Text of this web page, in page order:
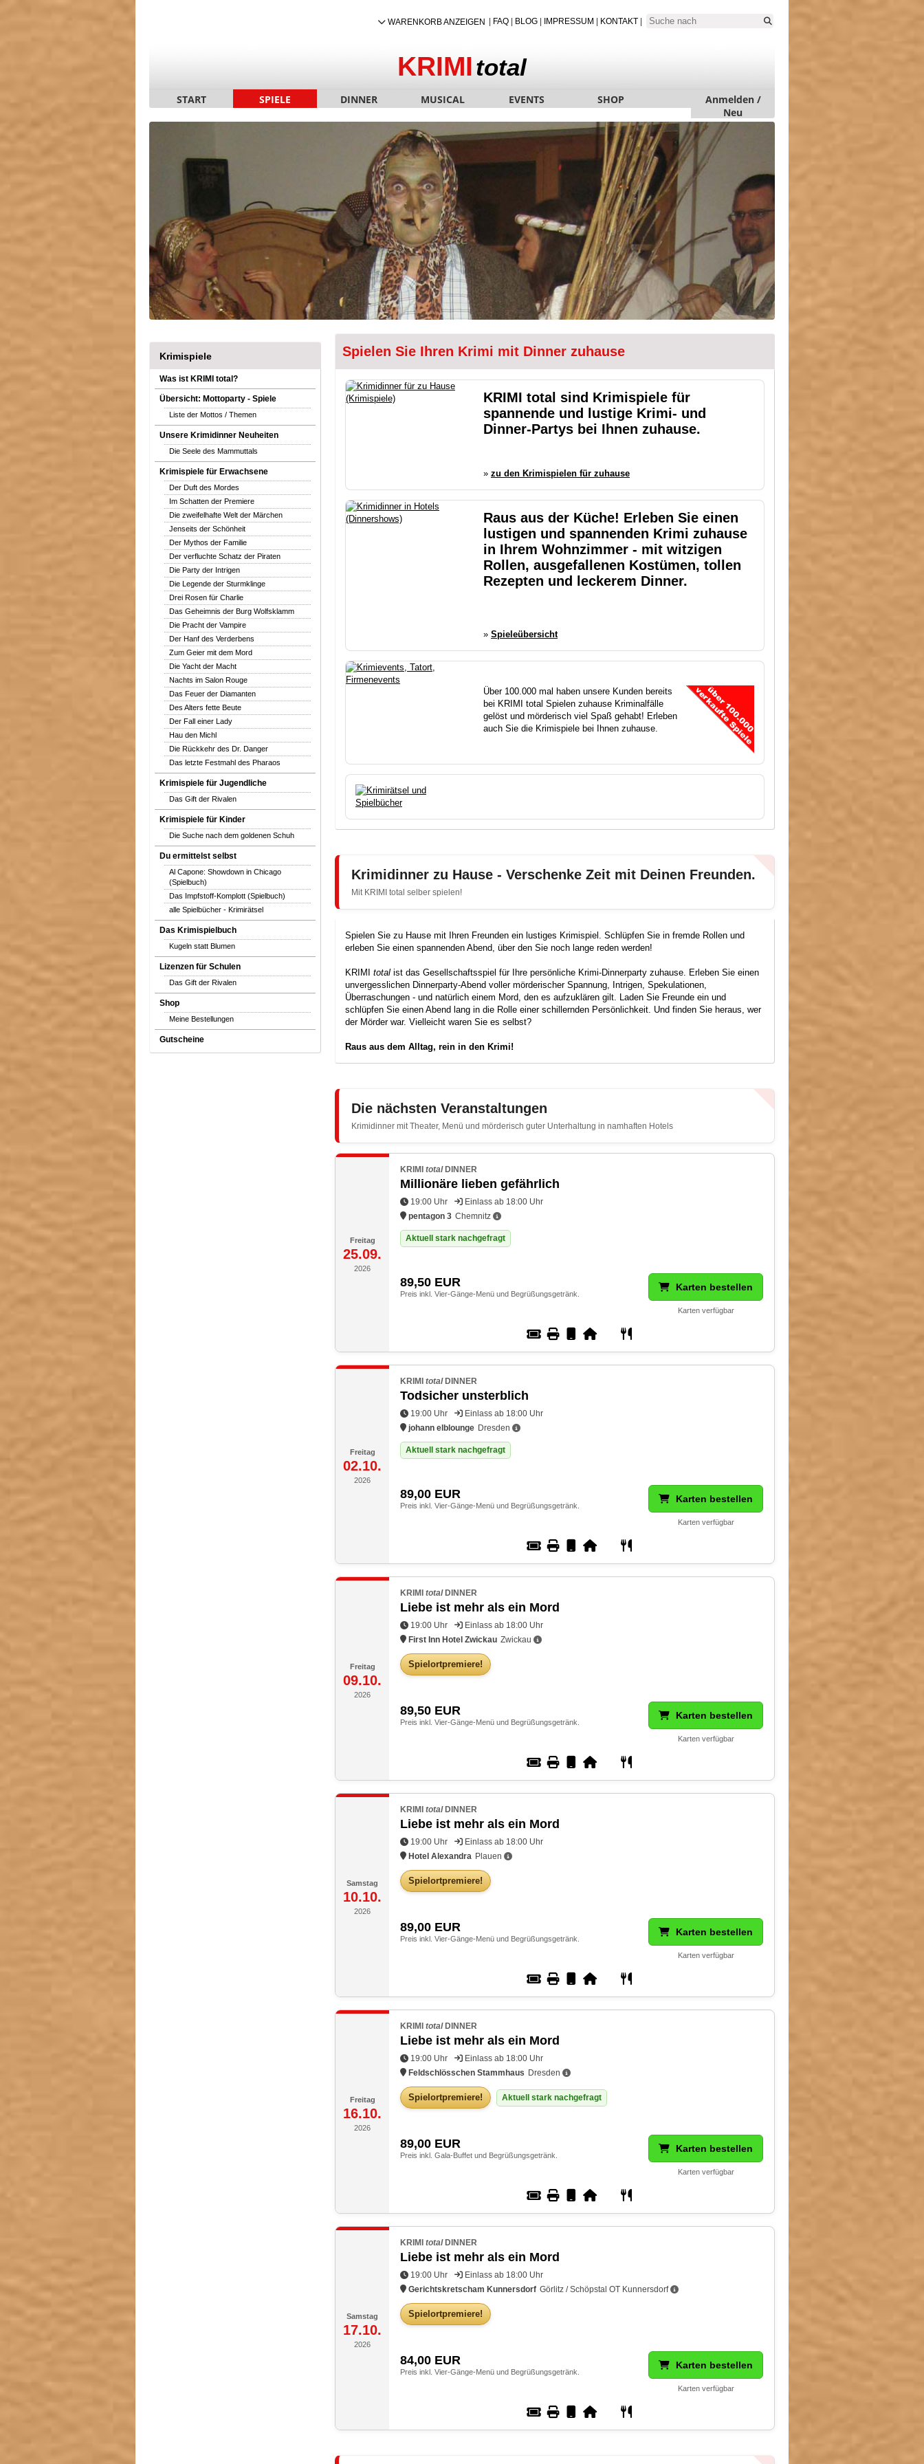
FAQ| BLOG| IMPRESSUM KONTAKT|
WARENKORB ANZEIGEN
KRIMItotal
START SPIELE DINNER MUSICAL EVENTS SHOP
Anmelden /
Neu
Krimispiele
Was ist KRIMI total?
Übersicht: Mottoparty - Spiele
Liste der Mottos / Themen
Unsere Krimidinner Neuheiten
Die Seele des Mammuttals
Krimispiele für Erwachsene
Der Duft des Mordes
Im Schatten der Premiere
Die zweifelhafte Welt der Märchen
Jenseits der Schönheit
Der Mythos der Familie
Der verfluchte Schatz der Piraten
Die Party der Intrigen
Die Legende der Sturmklinge
Drei Rosen für Charlie
Das Geheimnis der Burg Wolfsklamm
Die Pracht der Vampire
Der Hanf des Verderbens
Zum Geier mit dem Mord
Die Yacht der Macht
Nachts im Salon Rouge
Das Feuer der Diamanten
Des Alters fette Beute
Der Fall einer Lady
Hau den Michl
Die Rückkehr des Dr. Danger
Das letzte Festmahl des Pharaos
Krimispiele für Jugendliche
Das Gift der Rivalen
Krimispiele für Kinder
Die Suche nach dem goldenen Schuh
Du ermittelst selbst
Al Capone: Showdown in Chicago
(Spielbuch)
Das Impfstoff-Komplott (Spielbuch)
alle Spielbücher - Krimirätsel
Das Krimispielbuch
Kugeln statt Blumen
Lizenzen für Schulen
Das Gift der Rivalen
Shop
Meine Bestellungen
Gutscheine
Spielen Sie Ihren Krimi mit Dinner zuhause
KRIMI total sind Krimispiele für
spannende und lustige Krimi- und
Dinner-Partys bei Ihnen zuhause.
» zu den Krimispielen für zuhause
Raus aus der Küche! Erleben Sie einen
lustigen und spannenden Krimi zuhause
in Ihrem Wohnzimmer - mit witzigen
Rollen, ausgefallenen Kostümen, tollen
Rezepten und leckerem Dinner.
» Spieleübersicht
Über 100.000 mal haben unsere Kunden bereits
bei KRIMI total Spielen zuhause Kriminalfälle
gelöst und mörderisch viel Spaß gehabt! Erleben
auch Sie die Krimispiele bei Ihnen zuhause.
Krimidinner zu Hause - Verschenke Zeit mit Deinen Freunden.
Mit KRIMI total selber spielen!
Spielen Sie zu Hause mit Ihren Freunden ein lustiges Krimispiel. Schlüpfen Sie in fremde Rollen und
erleben Sie einen spannenden Abend, über den Sie noch lange reden werden!
KRIMI total ist das Gesellschaftsspiel für Ihre persönliche Krimi-Dinnerparty zuhause. Erleben Sie einen
unvergesslichen Dinnerparty-Abend voller mörderischer Spannung, Intrigen, Spekulationen,
Überraschungen - und natürlich einem Mord, den es aufzuklären gilt. Laden Sie Freunde ein und
schlüpfen Sie einen Abend lang in die Rolle einer schillernden Persönlichkeit. Und finden Sie heraus, wer
der Mörder war. Vielleicht waren Sie es selbst?
Raus aus dem Alltag, rein in den Krimi!
Die nächsten Veranstaltungen
Krimidinner mit Theater, Menü und mörderisch guter Unterhaltung in namhaften Hotels
Freitag
25.09.
2026
KRIMI totalDINNER
Millionäre lieben gefährlich
19:00 Uhr
Einlass ab 18:00 Uhr
pentagon 3 Chemnitz
Aktuell stark nachgefragt
89,50 EUR
Preis inkl. Vier-Gänge-Menü und Begrüßungsgetränk.
Karten bestellen
Karten verfügbar
Freitag
02.10.
2026
KRIMI totalDINNER
Todsicher unsterblich
19:00 Uhr
Einlass ab 18:00 Uhr
johann elblounge Dresden
Aktuell stark nachgefragt
89,00 EUR
Preis inkl. Vier-Gänge-Menü und Begrüßungsgetränk.
Karten bestellen
Karten verfügbar
Freitag
09.10.
2026
KRIMI totalDINNER
Liebe ist mehr als ein Mord
19:00 Uhr
Einlass ab 18:00 Uhr
First Inn Hotel Zwickau Zwickau
Spielortpremiere!
89,50 EUR
Preis inkl. Vier-Gänge-Menü und Begrüßungsgetränk.
Karten bestellen
Karten verfügbar
Samstag
10.10.
2026
KRIMI totalDINNER
Liebe ist mehr als ein Mord
19:00 Uhr
Einlass ab 18:00 Uhr
Hotel Alexandra Plauen
Spielortpremiere!
89,00 EUR
Preis inkl. Vier-Gänge-Menü und Begrüßungsgetränk.
Karten bestellen
Karten verfügbar
Freitag
16.10.
2026
KRIMI totalDINNER
Liebe ist mehr als ein Mord
19:00 Uhr
Einlass ab 18:00 Uhr
Feldschlösschen Stammhaus Dresden
Spielortpremiere! Aktuell stark nachgefragt
89,00 EUR
Preis inkl. Gala-Buffet und Begrüßungsgetränk.
Karten bestellen
Karten verfügbar
Samstag
17.10.
2026
KRIMI totalDINNER
Liebe ist mehr als ein Mord
19:00 Uhr
Einlass ab 18:00 Uhr
Gerichtskretscham Kunnersdorf Görlitz / Schöpstal OT Kunnersdorf
Spielortpremiere!
84,00 EUR
Preis inkl. Vier-Gänge-Menü und Begrüßungsgetränk.
Karten bestellen
Karten verfügbar